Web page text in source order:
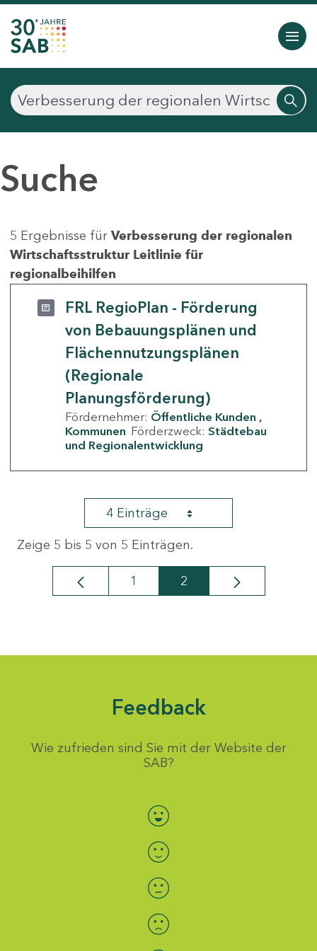
Suche
5 Ergebnisse für Verbesserung der regionalen
Wirtschaftsstruktur Leitlinie für
regionalbeihilfen
FRL RegioPlan - Förderung
von Bebauungsplänen und
Flächennutzungsplänen
(Regionale
Planungsförderung)
Fördernehmer: Öffentliche Kunden
Kommunen Förderzweck: Städtebau
und Regionalentwicklung
4 Einträge
Zeige 5 bis 5 von 5 Einträgen.
Seite
1 Seite
2
Feedback
Wie zufrieden sind Sie mit der Website der
SAB?
Bewertung auswählen